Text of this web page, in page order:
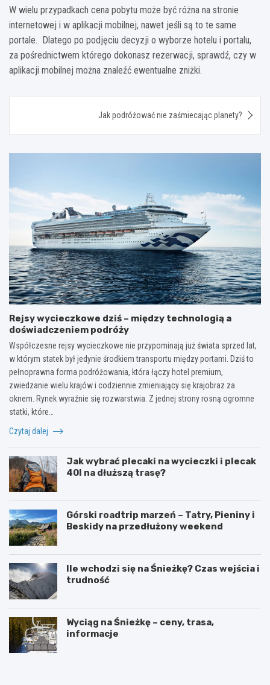
W wielu przypadkach cena pobytu może być różna na stronie
internetowej i w aplikacji mobilnej, nawet jeśli są to te same
portale. Dlatego po podjęciu decyzji o wyborze hotelu i portalu,
za pośrednictwem którego dokonasz rezerwacji, sprawdź, czy w
aplikacji mobilnej można znaleźć ewentualne zniżki.
Jak podróżować nie zaśmiecając planety?
Rejsy wycieczkowe dziś – między technologią a
doświadczeniem podróży
Współczesne rejsy wycieczkowe nie przypominają już świata sprzed lat,
w którym statek był jedynie środkiem transportu między portami. Dziś to
pełnoprawna forma podróżowania, która łączy hotel premium,
zwiedzanie wielu krajów i codziennie zmieniający się krajobraz za
oknem. Rynek wyraźnie się rozwarstwia. Z jednej strony rosną ogromne
statki, które…
Czytaj dalej
Jak wybrać plecaki na wycieczki i plecak
40l na dłuższą trasę?
Górski roadtrip marzeń – Tatry, Pieniny i
Beskidy na przedłużony weekend
Ile wchodzi się na Śnieżkę? Czas wejścia i
trudność
Wyciąg na Śnieżkę – ceny, trasa,
informacje
W
O